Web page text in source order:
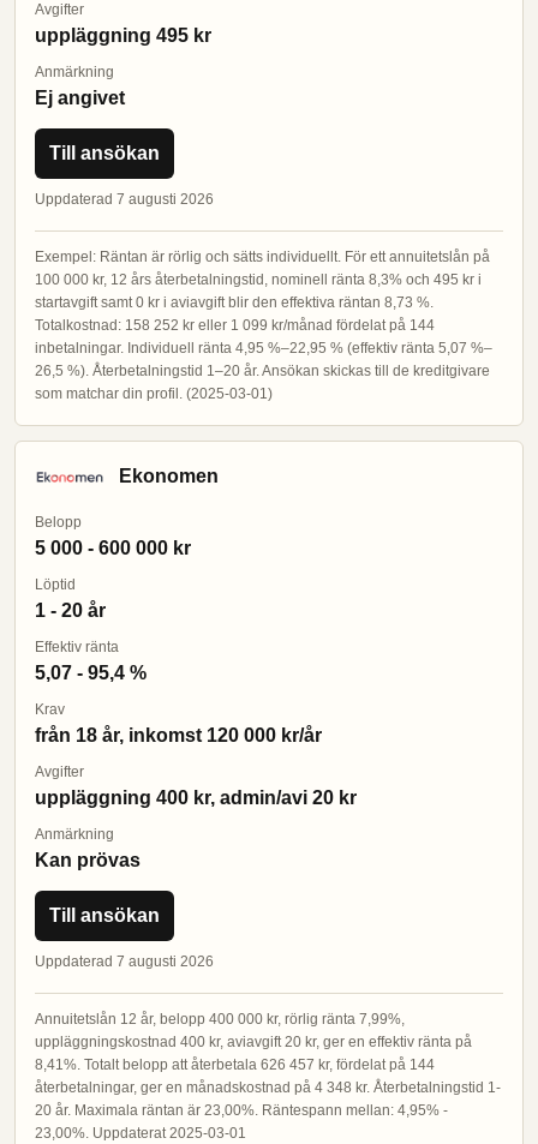
Avgifter
uppläggning 495 kr
Anmärkning
Ej angivet
Till ansökan
Uppdaterad 7 augusti 2026
Exempel: Räntan är rörlig och sätts individuellt. För ett annuitetslån på
100 000 kr, 12 års återbetalningstid, nominell ränta 8,3% och 495 kr i
startavgift samt 0 kr i aviavgift blir den effektiva räntan 8,73 %.
Totalkostnad: 158 252 kr eller 1 099 kr/månad fördelat på 144
inbetalningar. Individuell ränta 4,95 %–22,95 % (effektiv ränta 5,07 %–
26,5 %). Återbetalningstid 1–20 år. Ansökan skickas till de kreditgivare
som matchar din profil. (2025-03-01)
Ekonomen
Belopp
5 000 - 600 000 kr
Löptid
1 - 20 år
Effektiv ränta
5,07 - 95,4 %
Krav
från 18 år, inkomst 120 000 kr/år
Avgifter
uppläggning 400 kr, admin/avi 20 kr
Anmärkning
Kan prövas
Till ansökan
Uppdaterad 7 augusti 2026
Annuitetslån 12 år, belopp 400 000 kr, rörlig ränta 7,99%,
uppläggningskostnad 400 kr, aviavgift 20 kr, ger en effektiv ränta på
8,41%. Totalt belopp att återbetala 626 457 kr, fördelat på 144
återbetalningar, ger en månadskostnad på 4 348 kr. Återbetalningstid 1-
20 år. Maximala räntan är 23,00%. Räntespann mellan: 4,95% -
23,00%. Uppdaterat 2025-03-01